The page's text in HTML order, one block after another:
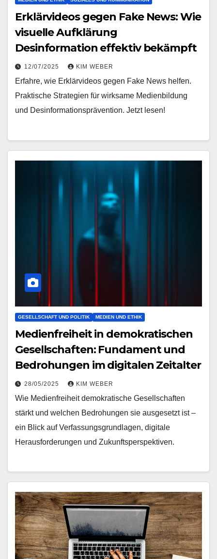
Erklärvideos gegen Fake News: Wie
visuelle Aufklärung
Desinformation effektiv bekämpft
12/07/2025 KIM WEBER
Erfahre, wie Erklärvideos gegen Fake News helfen.
Praktische Strategien für wirksame Medienbildung
und Desinformationsprävention. Jetzt lesen!
GESELLSCHAFT UND POLITIK MEDIEN UND ETHIK
Medienfreiheit in demokratischen
Gesellschaften: Fundament und
Bedrohungen im digitalen Zeitalter
28/05/2025 KIM WEBER
Wie Medienfreiheit demokratische Gesellschaften
stärkt und welchen Bedrohungen sie ausgesetzt ist –
ein Blick auf Verfassungsgrundlagen, digitale
Herausforderungen und Zukunftsperspektiven.